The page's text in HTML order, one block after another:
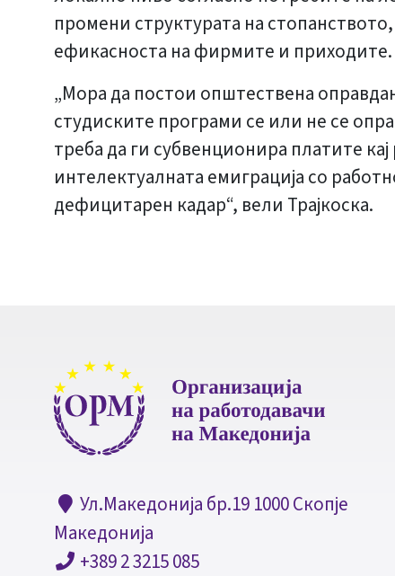
промени структурата на
ефикасноста на фирмите и приходите.
„Мора да постои општествена
студиските програми се или не се
треба да ги субвенционира платите
интелектуалната емиграција со
дефицитарен кадар“, вели Трајкоска.
Ул.Македонија бр.19 1000 Скопје
Македонија
+389 2 3215 085